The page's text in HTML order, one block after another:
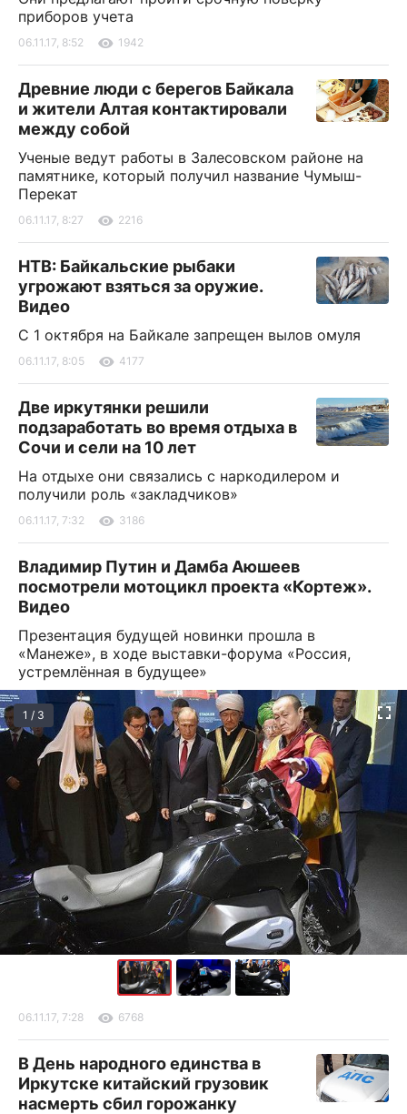
приборов учета
06.11.17, 8:52 1942
Древние люди с берегов Байкала
и жители Алтая контактировали
между собой
Ученые ведут работы в Залесовском районе на
памятнике, который получил название Чумыш-
Перекат
06.11.17, 8:27 2216
НТВ: Байкальские рыбаки
угрожают взяться за оружие.
Видео
С 1 октября на Байкале запрещен вылов омуля
06.11.17, 8:05 4177
Две иркутянки решили
подзаработать во время отдыха в
Сочи и сели на 10 лет
На отдыхе они связались с наркодилером и
получили роль «закладчиков»
06.11.17, 7:32 3186
Владимир Путин и Дамба Аюшеев
посмотрели мотоцикл проекта «Кортеж».
Видео
Презентация будущей новинки прошла в
«Манеже», в ходе выставки-форума «Россия,
устремлённая в будущее»
1 / 3
06.11.17, 7:28 6768
В День народного единства в
Иркутске китайский грузовик
насмерть сбил горожанку